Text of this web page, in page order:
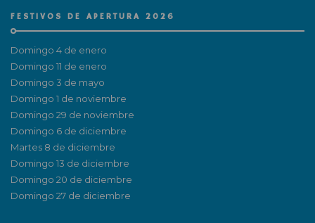
FESTIVOS DE APERTURA 2026
Domingo 4 de enero
Domingo 11 de enero
Domingo 3 de mayo
Domingo 1 de noviembre
Domingo 29 de noviembre
Domingo 6 de diciembre
Martes 8 de diciembre
Domingo 13 de diciembre
Domingo 20 de diciembre
Domingo 27 de diciembre